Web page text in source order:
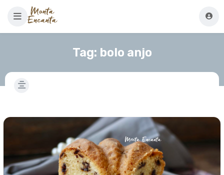
Tag: bolo anjo